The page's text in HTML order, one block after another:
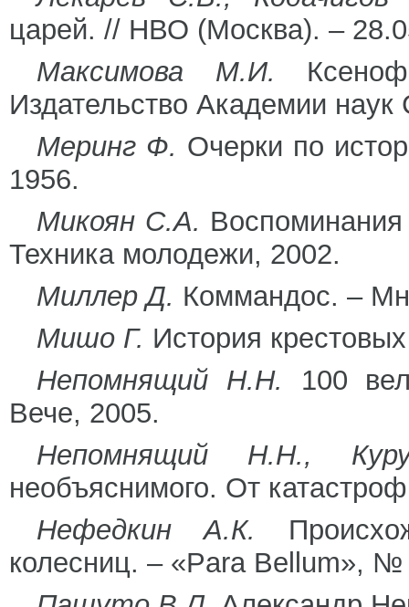
царей. // НВО (Москва). –
Максимова М.И.
Издательство Академии
Меринг Ф. Очерки по
1956.
Микоян С.А.
Техника молодежи, 2002.
Миллер Д. Коммандос. –
Мишо Г. История
Непомнящий Н.Н.
100
Вече, 2005.
Непомнящий Н.Н.,
необъяснимого. От
Нефедкин А.К.
колесниц. – «Para Bellum»,